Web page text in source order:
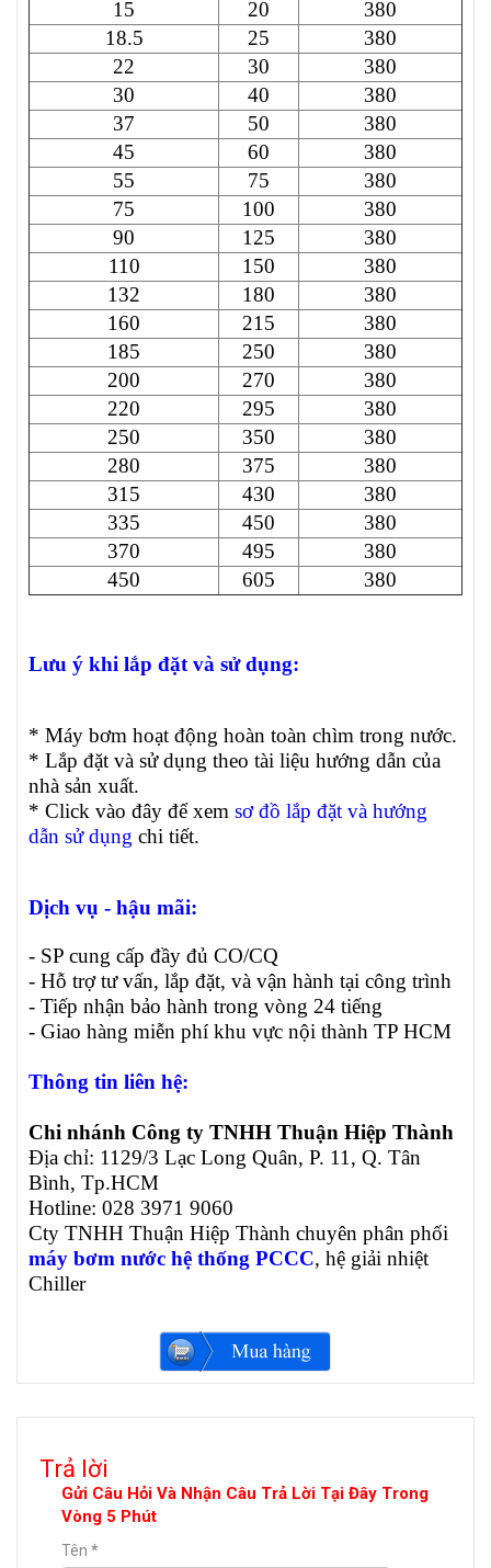
15 20
380
18.5
25
380
22
30
380
30
40
380
37
50
380
45
60
380
55
75
380
75
100
380
90
125
380
110
150
380
132
180
380
160
215
380
185
250
380
200
270
380
220
295
380
250
350
380
280
375
380
315
430
380
335
450
380
370
495
380
450
605 380
Lưu ý khi lắp đặt và sử dụng:
* Máy bơm hoạt động hoàn toàn chìm trong nước.
* Lắp đặt và sử dụng theo tài liệu hướng dẫn của
nhà sản xuất.
* Click vào đây để xem sơ đồ lắp đặt và hướng
dẫn sử dụng chi tiết.
Dịch vụ - hậu mãi:
- SP cung cấp đầy đủ CO/CQ
- Hỗ trợ tư vấn, lắp đặt, và vận hành tại công trình
- Tiếp nhận bảo hành trong vòng 24 tiếng
- Giao hàng miễn phí khu vực nội thành TP HCM
Thông tin liên hệ:
Chi nhánh Công ty TNHH Thuận Hiệp Thành
Địa chỉ: 1129/3 Lạc Long Quân, P. 11, Q. Tân
Bình, Tp.HCM
Hotline: 028 3971 9060
Cty TNHH Thuận Hiệp Thành chuyên phân phối
máy bơm nước hệ thống PCCC, hệ giải nhiệt
Chiller
Trả lời
Gửi Câu Hỏi Và Nhận Câu Trả Lời Tại Đây Trong
Vòng 5 Phút
Tên *